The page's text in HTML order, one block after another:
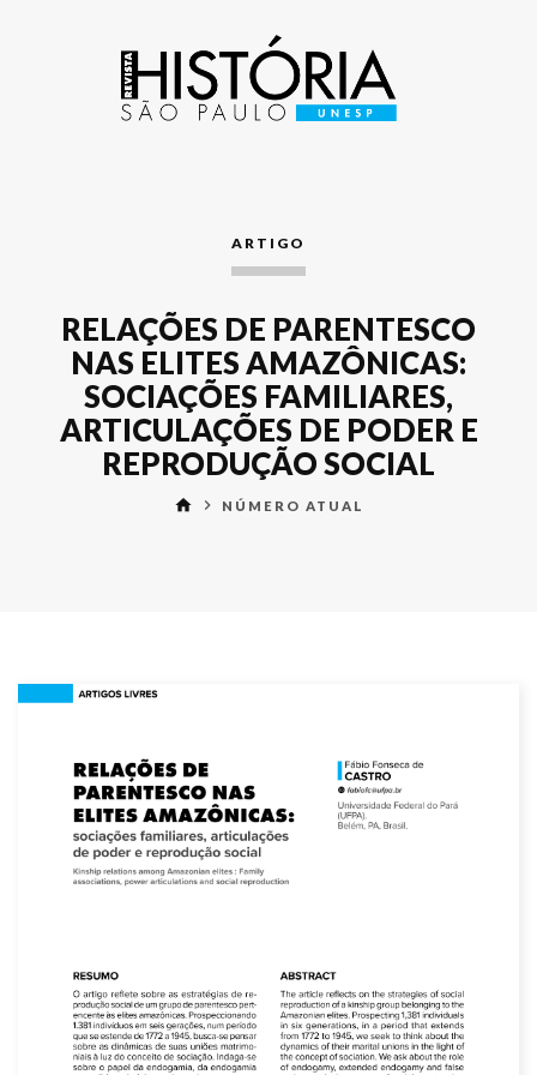
ARTIGO
RELAÇÕES DE PARENTESCO
NAS ELITES AMAZÔNICAS:
SOCIAÇÕES FAMILIARES,
ARTICULAÇÕES DE PODER E
REPRODUÇÃO SOCIAL
home keyboard_arrow_right NÚMERO ATUAL